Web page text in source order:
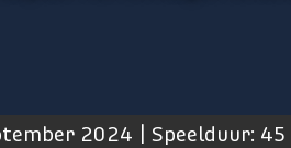
2024 | Speelduur: